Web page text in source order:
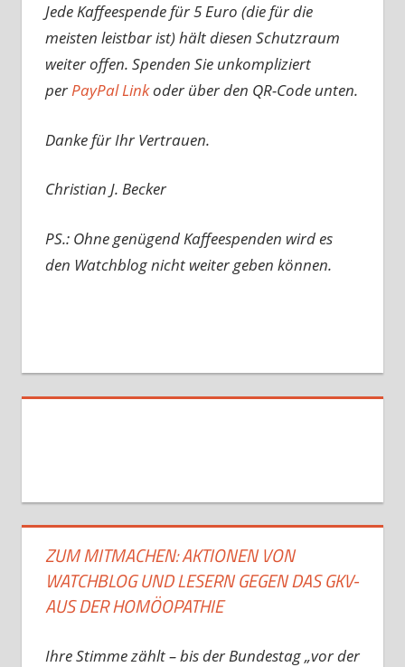
Jede Kaffeespende für 5 Euro (die für die
meisten leistbar ist) hält diesen Schutzraum
weiter offen. Spenden Sie unkompliziert
perPayPal Linkoder über den QR-Code unten.
Danke für Ihr Vertrauen.
Christian J. Becker
PS.: Ohne genügend Kaffeespenden wird es
den Watchblog nicht weiter geben können.
ZUM MITMACHEN: AKTIONEN VON
WATCHBLOG UND LESERN GEGEN DAS GKV-
AUS DER HOMÖOPATHIE
Ihre Stimme zählt – bis der Bundestag „vor der